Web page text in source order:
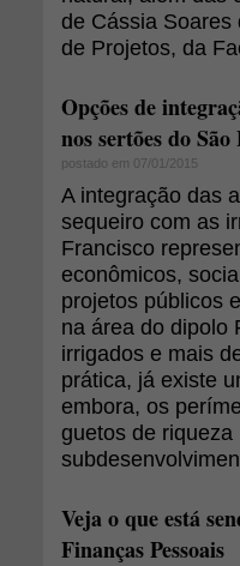
de Cássia Soares
de Projetos, da
Opções de
nos sertões do
postado em 07/01/2015
A integração das
sequeiro com as
Francisco
econômicos,
projetos públicos
na área do dipolo
irrigados e mais
prática, já existe
embora, os
guetos de
Veja o que está
Finanças Pessoais